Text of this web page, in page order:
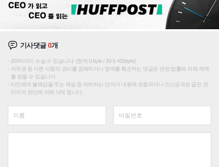
기사댓글0개
200자까지 쓰실 수 있습니다. (현재 0 byte / 최대 400byte)
저작권 등 다른 사람의 권리를 침해하거나 명예를 훼손하는 댓글은 관련 법률에 의해 제재
를 받을 수 있습니다.
타인에게 불쾌감을 주는 욕설 등 비하하는 단어가 내용에 포함되거나 인신공격성 글은 관
리자의 판단에 의해 삭제 합니다.